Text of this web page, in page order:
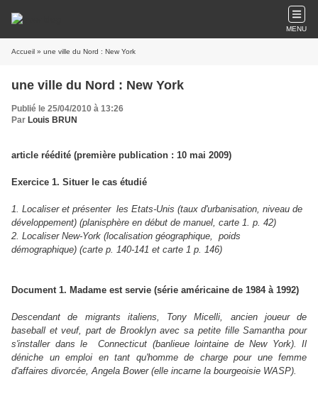
MENU
Accueil » une ville du Nord : New York
une ville du Nord : New York
Publié le 25/04/2010 à 13:26
Par Louis BRUN
article réédité (première publication : 10 mai 2009)
Exercice 1. Situer le cas étudié
1. Localiser et présenter les Etats-Unis (taux d'urbanisation, niveau de
développement) (planisphère en début de manuel, carte 1. p. 42)
2. Localiser New-York (localisation géographique,
poids
démographique) (carte p. 140-141 et carte 1 p. 146)
Document 1. Madame est servie (série américaine de 1984 à 1992)
Descendant de migrants italiens, Tony Micelli, ancien joueur de
baseball et veuf, part de Brooklyn avec sa petite fille Samantha pour
s'installer dans le
Connecticut (banlieue lointaine de New York). Il
déniche un emploi en tant qu'homme de charge pour une femme
d'affaires divorcée, Angela Bower (elle incarne la bourgeoisie WASP).